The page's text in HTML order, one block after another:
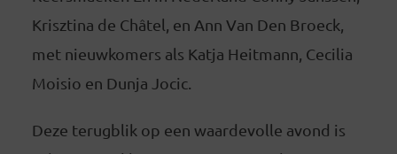
Krisztina de Châtel, en Ann Van Den Broeck,
met nieuwkomers als Katja Heitmann, Cecilia
Moisio en Dunja Jocic.
Deze terugblik op een waardevolle avond is